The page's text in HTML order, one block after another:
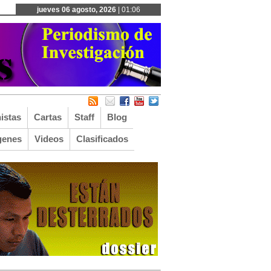
jueves 06 agosto, 2026| 01:06
Cartas Staff Blog
Videos Clasificados